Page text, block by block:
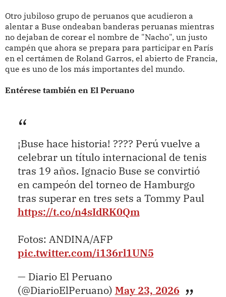
Otro jubiloso grupo de peruanos que acudieron a
alentar a Buse ondeaban banderas peruanas mientras
no dejaban de corear el nombre de "Nacho", un justo
campén que ahora se prepara para participar en París
en el certámen de Roland Garros, el abierto de Francia,
que es uno de los más importantes del mundo.
Entérese también en El Peruano
¡Buse hace historia! ???? Perú vuelve a
celebrar un título internacional de tenis
tras 19 años. Ignacio Buse se convirtió
en campeón del torneo de Hamburgo
tras superar en tres sets a Tommy Paul
https://t.co/n4sIdRK0Qm
Fotos: ANDINA/AFP
pic.twitter.com/i136rl1UN5
— Diario El Peruano
(@DiarioElPeruano) May 23, 2026